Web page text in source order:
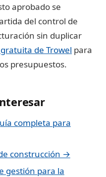
aprobado se
del control de
sin duplicar
de Trowel para
presupuestos.
completa para
construcción →
gestión para la